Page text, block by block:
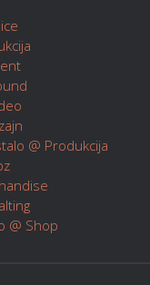
@ Produkcija
@ Shop